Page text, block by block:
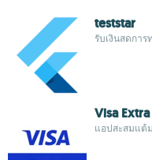
teststar
รับเงินสดกา
Visa Extra
แอปสะสมแต้